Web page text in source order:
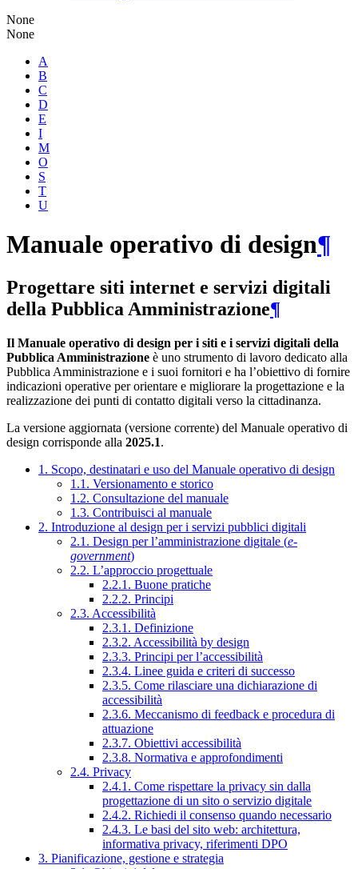
None
None
A
B
C
D
E
I
M
O
S
T
U
Manuale operativo di design¶
Progettare siti internet e servizi digitali
della Pubblica Amministrazione¶
Il Manuale operativo di design per i siti e i servizi digitali della
Pubblica Amministrazione è uno strumento di lavoro dedicato alla
Pubblica Amministrazione e i suoi fornitori e ha l’obiettivo di fornire
indicazioni operative per orientare e migliorare la progettazione e la
realizzazione dei punti di contatto digitali verso la cittadinanza.
La versione aggiornata (versione corrente) del Manuale operativo di
design corrisponde alla 2025.1.
1. Scopo, destinatari e uso del Manuale operativo di design
1.1. Versionamento e storico
1.2. Consultazione del manuale
1.3. Contribuisci al manuale
2. Introduzione al design per i servizi pubblici digitali
2.1. Design per l’amministrazione digitale (e-
government)
2.2. L’approccio progettuale
2.2.1. Buone pratiche
2.2.2. Principi
2.3. Accessibilità
2.3.1. Definizione
2.3.2. Accessibilità by design
2.3.3. Principi per l’accessibilità
2.3.4. Linee guida e criteri di successo
2.3.5. Come rilasciare una dichiarazione di
accessibilità
2.3.6. Meccanismo di feedback e procedura di
attuazione
2.3.7. Obiettivi accessibilità
2.3.8. Normativa e approfondimenti
2.4. Privacy
2.4.1. Come rispettare la privacy sin dalla
progettazione di un sito o servizio digitale
2.4.2. Richiedi il consenso quando necessario
2.4.3. Le basi del sito web: architettura,
informativa privacy, riferimenti DPO
3. Pianificazione, gestione e strategia